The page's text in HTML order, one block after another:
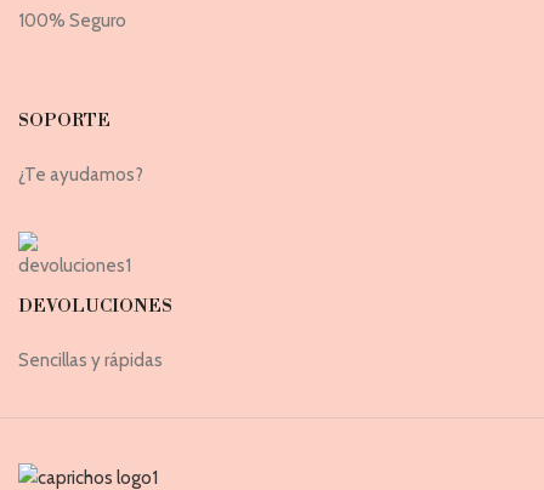
100% Seguro
SOPORTE
¿Te ayudamos?
DEVOLUCIONES
Sencillas y rápidas